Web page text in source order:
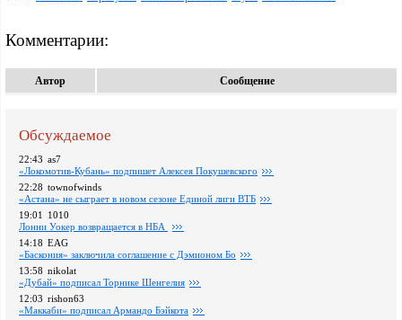
Комментарии:
Автор Сообщение
Обсуждаемое
22:43 as7
«Локомотив-Кубань» подпишет Алексея Покушевского
22:28 townofwinds
«Астана» не сыграет в новом сезоне Единой лиги ВТБ
19:01
1010
Лонни Уокер возвращается в НБА
14:18 EAG
«Баскония» заключила соглашение с Дэмионом Бо
13:58 nikolat
«Дубай» подписал Торнике Шенгелия
12:03 rishon63
«Маккаби» подписал Армандо Бэйкота